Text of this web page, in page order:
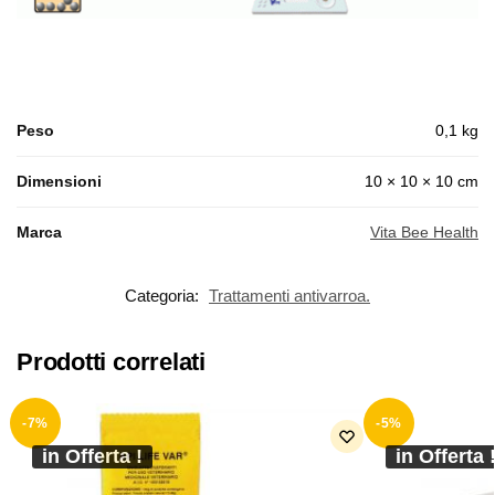
Peso 0,1 kg
Dimensioni 10 × 10 × 10 cm
Marca Vita Bee Health
Categoria: Trattamenti antivarroa.
Prodotti correlati
-7%
in Offerta !
-5%
in Offerta !